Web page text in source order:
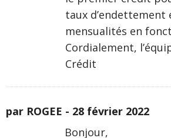
taux d’endettement
mensualités en
Cordialement,
Crédit
par ROGEE - 28 février 2022
Bonjour,